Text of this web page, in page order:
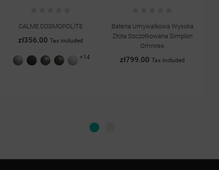
CALME COSMOPOLITE
zł356.00 Tax included
Szary
struktura
GrafitAntracyt
struktura
Quartz
II
Biały
połysk
+14
Bateria Umywalkowa Wysoka
Złota Szczotkowana Simplon
Omnires
zł799.00Tax included